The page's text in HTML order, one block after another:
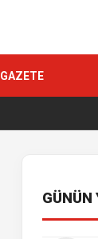
GÜNÜN